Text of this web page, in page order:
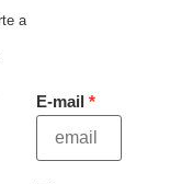
a
E-mail